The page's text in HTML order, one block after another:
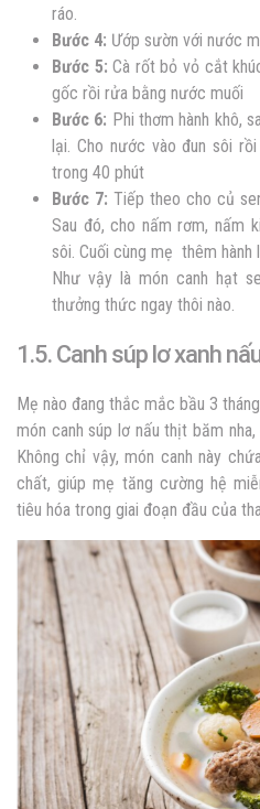
ráo.
Bước 4: Ướp sườn với nước
Bước 5: Cà rốt bỏ vỏ cắt
gốc rồi rửa bằng nước muối
Bước 6: Phi thơm hành khô,
lại. Cho nước vào đun sôi
trong 40 phút
Bước 7: Tiếp theo cho củ
Sau đó, cho nấm rơm, nấm
sôi. Cuối cùng mẹ thêm hành
Như vậy là món canh hạt
thưởng thức ngay thôi nào.
1.5. Canh súp lơ xanh
Mẹ nào đang thắc mắc bầu 3
món canh súp lơ nấu thịt băm
Không chỉ vậy, món canh này
chất, giúp mẹ tăng cường hệ
tiêu hóa trong giai đoạn đầu của